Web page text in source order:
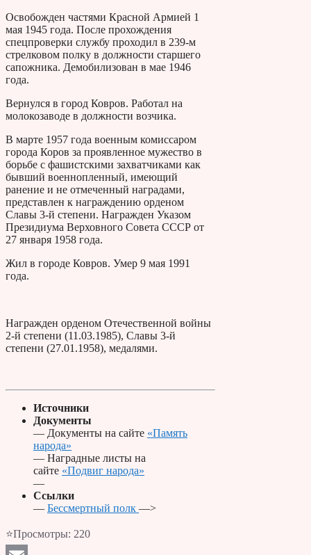
Освобожден частями Красной Армией 1
мая 1945 года. После прохождения
спецпроверки службу проходил в 239-м
стрелковом полку в должности старшего
сапожника. Демобилизован в мае 1946
года.
Вернулся в город Ковров. Работал на
молокозаводе в должности возчика.
В марте 1957 года военным комиссаром
города Коров за проявленное мужество в
борьбе с фашистскими захватчиками как
бывший военнопленный, имеющий
ранение и не отмеченный наградами,
представлен к награждению орденом
Славы 3-й степени. Награжден Указом
Президиума Верховного Совета СССР от
27 января 1958 года.
Жил в городе Ковров. Умер 9 мая 1991
года.
Награжден орденом Отечественной войны
2-й степени (11.03.1985), Славы 3-й
степени (27.01.1958), медалями.
Источники
Документы
— Документы на сайте «Память
народа»
— Наградные листы на
сайте «Подвиг народа»
—
Ссылки
— Бессмертный полк —>
⭐Просмотры: 220